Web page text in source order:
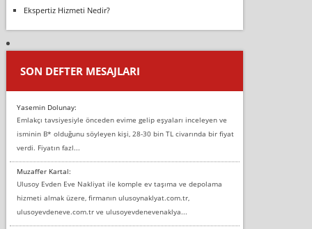
Ekspertiz Hizmeti Nedir?
SON DEFTER MESAJLARI
Yasemin Dolunay:
Emlakçı tavsiyesiyle önceden evime gelip eşyaları inceleyen ve
isminin B* olduğunu söyleyen kişi, 28-30 bin TL civarında bir fiyat
verdi. Fiyatın fazl...
Muzaffer Kartal:
Ulusoy Evden Eve Nakliyat ile komple ev taşıma ve depolama
hizmeti almak üzere, firmanın ulusoynaklyat.com.tr,
ulusoyevdeneve.com.tr ve ulusoyevdenevenaklya...